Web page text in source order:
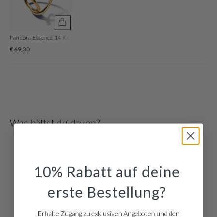
auch als Set erhältlich
Pandora Essence 14 Karat Gold Plated Ring 163288C00-52
€ 69,30
Was hältst du davon?
10% Rabatt auf deine
erste Bestellung?
Erhalte Zugang zu exklusiven Angeboten und den